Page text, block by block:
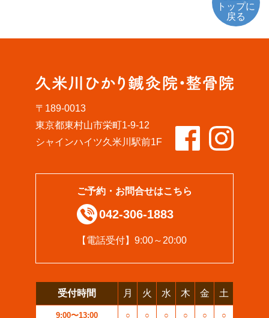
トップに
戻る
〒189-0013
東京都東村山市栄町1-9-12
シャインハイツ久米川駅前1F
ご予約・お問合せはこちら
042-306-1883
【電話受付】9:00～20:00
受付時間 月 火 水 木 金 土
9:00〜13:00 ○ ○ ○ ○ ○ ○